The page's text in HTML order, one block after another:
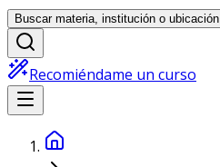
Buscar materia, institución o ubicación
Recomiéndame un curso